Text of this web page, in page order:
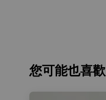
您可能也喜歡